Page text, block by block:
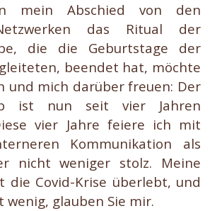
mein Abschied von den
das Ritual der
die die Geburtstage der
beendet hat, möchte
und mich darüber freuen: Der
ist nun seit vier Jahren
vier Jahre feiere ich mit
Kommunikation als
nicht weniger stolz. Meine
die Covid-Krise überlebt, und
wenig, glauben Sie mir.